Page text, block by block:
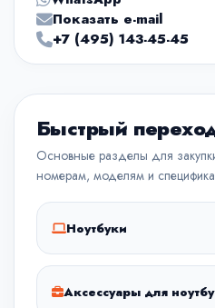
Показать e-mail
+7 (495) 143-45-45
Быстрый
Основные разделы для
номерам, моделям и
Ноутбуки
Аксессуары для